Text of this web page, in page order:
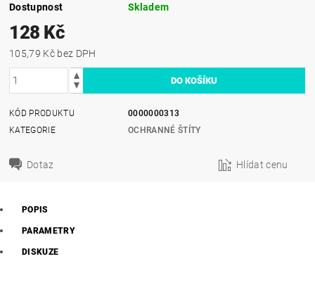
Dostupnost Skladem
128 Kč
105,79 Kč bez DPH
KÓD PRODUKTU
0000000313
KATEGORIE
OCHRANNÉ ŠTÍTY
Dotaz Hlídat cenu
POPIS
PARAMETRY
DISKUZE